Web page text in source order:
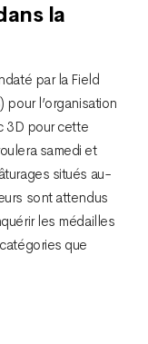
la
par la Field
pour l’organisation
3D pour cette
samedi et
situés au-
sont attendus
les médailles
que